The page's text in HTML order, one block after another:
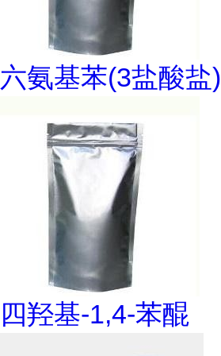
六氨基苯(3盐酸盐)
四羟基-1,4-苯醌